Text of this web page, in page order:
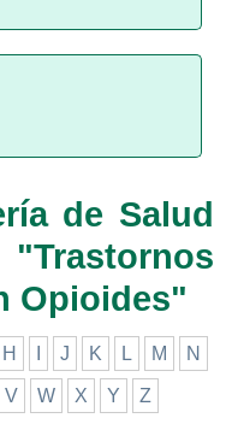
de Salud
Opioides"
H J K L M N
V W X Y Z